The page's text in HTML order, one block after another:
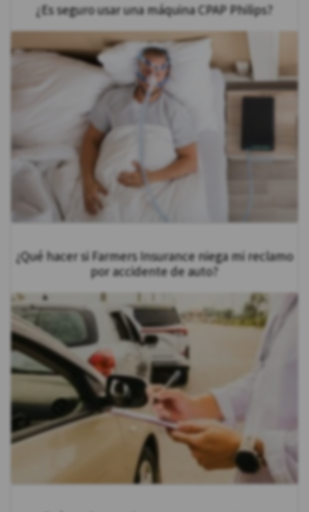
¿Es seguro usar una máquina CPAP Philips?
¿Qué hacer si Farmers Insurance niega mi reclamo
por accidente de auto?